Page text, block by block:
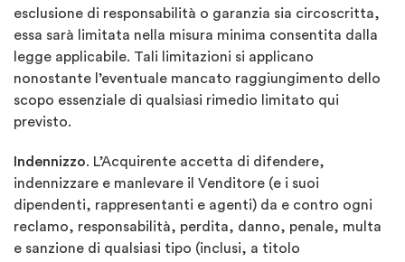
esclusione di responsabilità o garanzia sia circoscritta,
essa sarà limitata nella misura minima consentita dalla
legge applicabile. Tali limitazioni si applicano
nonostante l’eventuale mancato raggiungimento dello
scopo essenziale di qualsiasi rimedio limitato qui
previsto.
Indennizzo. L’Acquirente accetta di difendere,
indennizzare e manlevare il Venditore (e i suoi
dipendenti, rappresentanti e agenti) da e contro ogni
reclamo, responsabilità, perdita, danno, penale, multa
e sanzione di qualsiasi tipo (inclusi, a titolo